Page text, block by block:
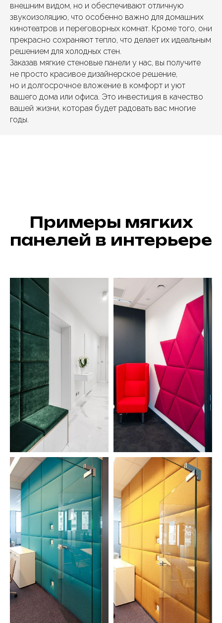
внешним видом, но и обеспечивают отличную
звукоизоляцию, что особенно важно для домашних
кинотеатров и переговорных комнат. Кроме того, они
прекрасно сохраняют тепло, что делает их идеальным
решением для холодных стен.
Заказав мягкие стеновые панели у нас, вы получите
не просто красивое дизайнерское решение,
но и долгосрочное вложение в комфорт и уют
вашего дома или офиса. Это инвестиция в качество
вашей жизни, которая будет радовать вас многие
годы.
Примеры мягких
панелей в интерьере